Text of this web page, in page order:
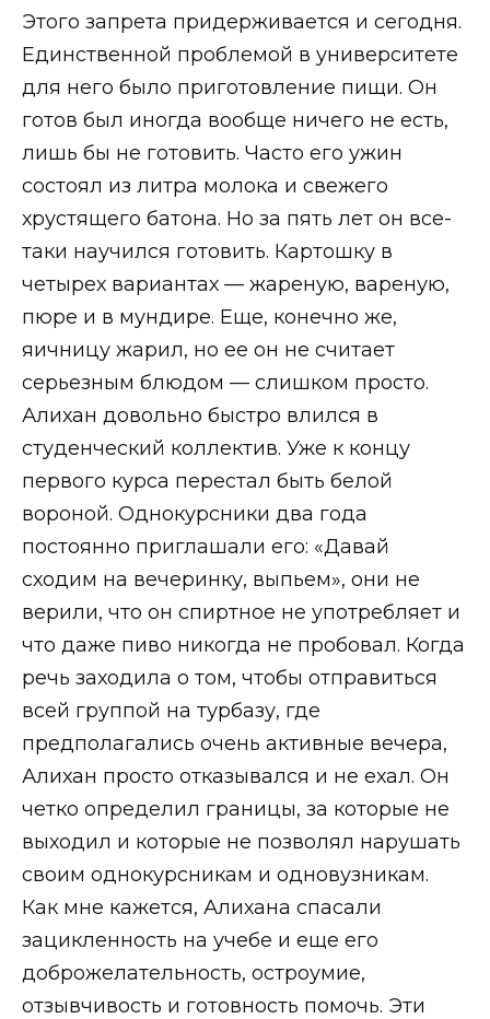
Этого запрета придерживается и сегодня.
Единственной проблемой в университете
для него было приготовление пищи. Он
готов был иногда вообще ничего не есть,
лишь бы не готовить. Часто его ужин
состоял из литра молока и свежего
хрустящего батона. Но за пять лет он все-
таки научился готовить. Картошку в
четырех вариантах — жареную, вареную,
пюре и в мундире. Еще, конечно же,
яичницу жарил, но ее он не считает
серьезным блюдом — слишком просто.
Алихан довольно быстро влился в
студенческий коллектив. Уже к концу
первого курса перестал быть белой
вороной. Однокурсники два года
постоянно приглашали его: «Давай
сходим на вечеринку, выпьем», они не
верили, что он спиртное не употребляет и
что даже пиво никогда не пробовал. Когда
речь заходила о том, чтобы отправиться
всей группой на турбазу, где
предполагались очень активные вечера,
Алихан просто отказывался и не ехал. Он
четко определил границы, за которые не
выходил и которые не позволял нарушать
своим однокурсникам и одновузникам.
Как мне кажется, Алихана спасали
зацикленность на учебе и еще его
доброжелательность, остроумие,
отзывчивость и готовность помочь. Эти